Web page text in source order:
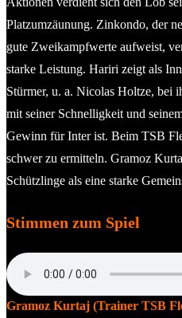
Platzumzäunung. Zinkondo, der
gute Zweikampfwerte aufweist,
starke Leistung. Hariri zeigt als
Stürmer, u. a. Nicolas Holtze, bei
mit seiner Schnelligkeit und
Gewinn für Inter ist. Beim TSB
schwer zu ermitteln. Gramoz
Schützlinge als eine starke
Stimmen zum Spiel
​Gramoz Kurtaj (Trainer TSB